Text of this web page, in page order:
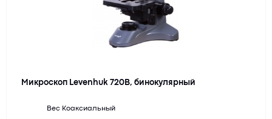
Микроскоп Levenhuk 720B, бинокулярный
Вес Коаксиальный